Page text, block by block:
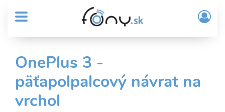
obsah
MENU
Sub
Header
menu
User
account
menu
/
OnePlus 3 -
päťapolpalcový návrat na
vrchol